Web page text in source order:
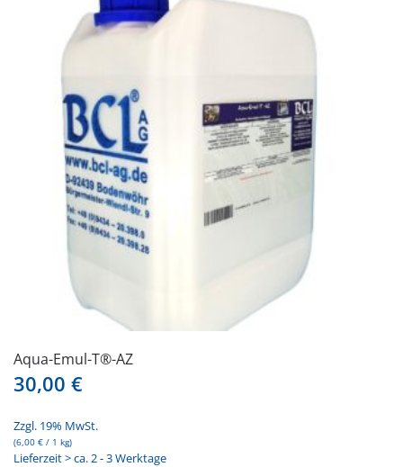
auf.
auf
der
Produktseite
gewählt
werden
Aqua-Emul-T®-AZ
30,00 €
Zzgl. 19% MwSt.
(6,00 € / 1 kg)
Lieferzeit > ca. 2 - 3 Werktage